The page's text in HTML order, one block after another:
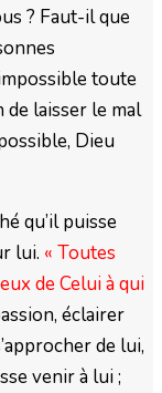
? Faut-il que
toute
de laisser le mal
Dieu
qu’il puisse
lui. « Toutes
de Celui à qui
éclairer
de lui,
venir à lui ;